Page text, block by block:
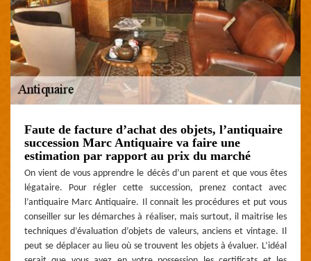
Faute de facture d’achat des objets, l’antiquaire
succession Marc Antiquaire va faire une
estimation par rapport au prix du marché
On vient de vous apprendre le décès d’un parent et que vous êtes
légataire. Pour régler cette succession, prenez contact avec
l’antiquaire Marc Antiquaire. Il connait les procédures et put vous
conseiller sur les démarches à réaliser, mais surtout, il maitrise les
techniques d’évaluation d’objets de valeurs, anciens et vintage. Il
peut se déplacer au lieu où se trouvent les objets à évaluer. L’idéal